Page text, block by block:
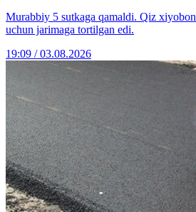
Murabbiy 5 sutkaga qamaldi. Qiz
uchun jarimaga tortilgan edi.
19:09 / 03.08.2026